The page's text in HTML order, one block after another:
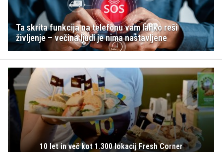
Ta skrita funkcija na telefonu vam lahko reši
življenje – večina ljudi je nima nastavljene
10 let in več kot 1.300 lokacij Fresh Corner